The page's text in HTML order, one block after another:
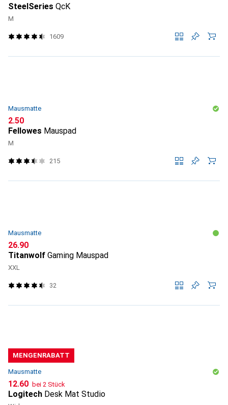
SteelSeries QcK
M
1609
Mausmatte
CHF
2.50
Fellowes Mauspad
M
215
Mausmatte
CHF
26.90
Titanwolf Gaming Mauspad
XXL
32
MENGENRABATT
Mausmatte
CHF
12.60 bei 2 Stück
Logitech Desk Mat Studio